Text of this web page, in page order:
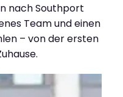
nach Southport
Team und einen
– von der ersten